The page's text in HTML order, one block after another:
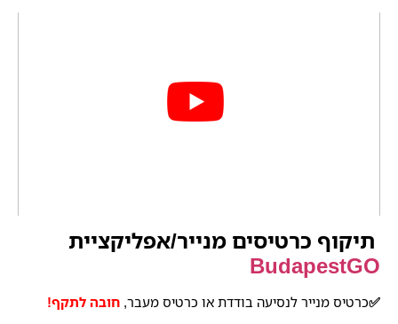
תיקוף כרטיסים מנייר/אפליקציית
BudapestGO
✅כרטיס מנייר לנסיעה בודדת או כרטיס מעבר, חובה לתקף!